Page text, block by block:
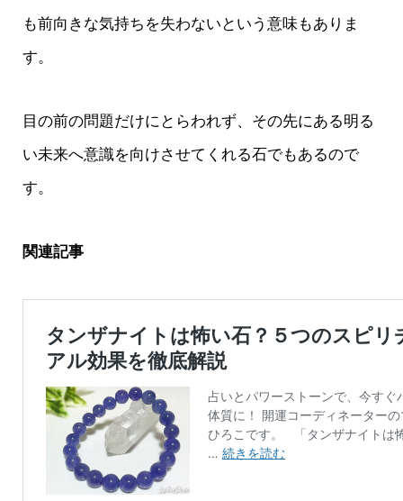
も前向きな気持ちを失わないという意味もありま
す。
目の前の問題だけにとらわれず、その先にある明る
い未来へ意識を向けさせてくれる石でもあるので
す。
関連記事